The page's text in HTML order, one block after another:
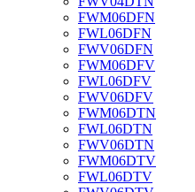
FWM06DFN
FWL06DFN
FWV06DFN
FWM06DFV
FWL06DFV
FWV06DFV
FWM06DTN
FWL06DTN
FWV06DTN
FWM06DTV
FWL06DTV